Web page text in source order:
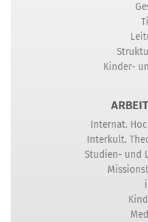
Kinder-
Internat.
Interkult.
Studien- und